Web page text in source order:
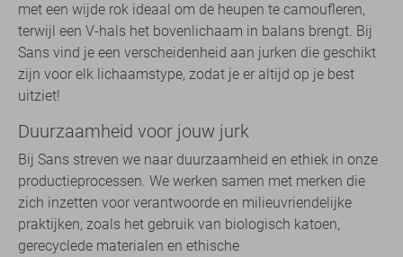
met een wijde rok ideaal om de heupen te camoufleren,
terwijl een V-hals het bovenlichaam in balans brengt. Bij
Sans vind je een verscheidenheid aan jurken die geschikt
zijn voor elk lichaamstype, zodat je er altijd op je best
uitziet!
Duurzaamheid voor jouw jurk
Bij Sans streven we naar duurzaamheid en ethiek in onze
productieprocessen. We werken samen met merken die
zich inzetten voor verantwoorde en milieuvriendelijke
praktijken, zoals het gebruik van biologisch katoen,
gerecyclede materialen en ethische